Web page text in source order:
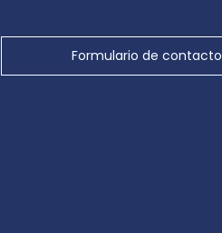
Formulario de contacto